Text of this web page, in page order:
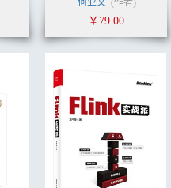
何业文 (作者)
￥79.00